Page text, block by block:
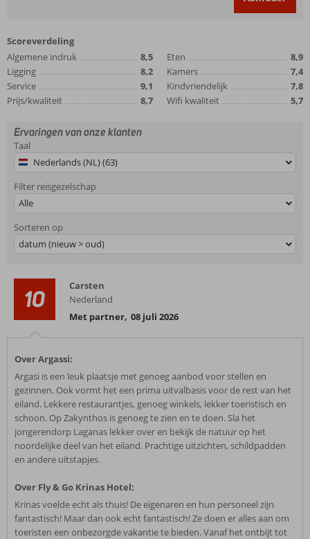
Scoreverdeling
Algemene indruk
8,5
Ligging
8,2
Service
9,1
Prijs/kwaliteit
8,7
Eten
8,9
Kamers
7,4
Kindvriendelijk
7,8
Wifi kwaliteit
5,7
Ervaringen van onze klanten
Taal
Nederlands (NL) (63)
Filter reisgezelschap
Alle
Sorteren op
datum (nieuw > oud)
10
Carsten
Nederland
Met partner, 08 juli 2026
Over Argassi:
Argasi is een leuk plaatsje met genoeg aanbod voor stellen en
gezinnen. Ook vormt het een prima uitvalbasis voor de rest van het
eiland. Lekkere restaurantjes, genoeg winkels, lekker toeristisch en
schoon. Op Zakynthos is genoeg te zien en te doen. Sla het
jongerendorp Laganas lekker over en bekijk de natuur op het
noordelijke deel van het eiland. Prachtige uitzichten, schildpadden
en andere uitstapjes.
Over Fly & Go Krinas Hotel:
Krinas voelde echt als thuis! De eigenaren en hun personeel zijn
fantastisch! Maar dan ook echt fantastisch! Ze doen er alles aan om
toeristen een onbezorgde vakantie te bieden. Vanaf het ontbijt tot